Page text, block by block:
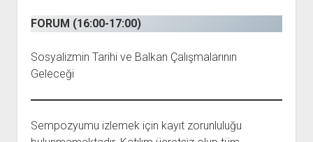
FORUM (16:00-17:00)
Sosyalizmin Tarihi ve Balkan Çalışmalarının
Geleceği
Sempozyumu izlemek için kayıt zorunluluğu